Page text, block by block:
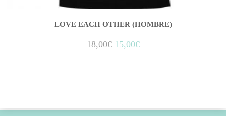
LOVE EACH OTHER (HOMBRE)
18,00€ 15,00€